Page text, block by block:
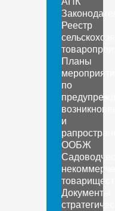
Реестр
Планы
по
и
ООБЖ
Документы